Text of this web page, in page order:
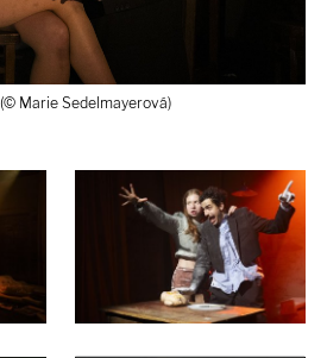
(© Marie Sedelmayerová)
(©